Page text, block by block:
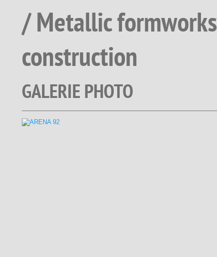
/ Metallic
construction
GALERIE PHOTO